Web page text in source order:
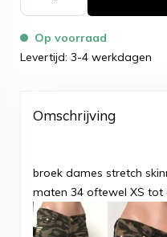
Op voorraad
Levertijd: 3-4 werkdagen
Omschrijving
broek dames stretch
maten 34 oftewel XS tot